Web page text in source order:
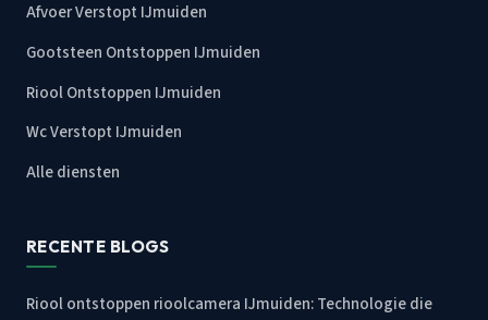
Afvoer Verstopt IJmuiden
Gootsteen Ontstoppen IJmuiden
Riool Ontstoppen IJmuiden
Wc Verstopt IJmuiden
Alle diensten
RECENTE BLOGS
Riool ontstoppen rioolcamera IJmuiden: Technologie die